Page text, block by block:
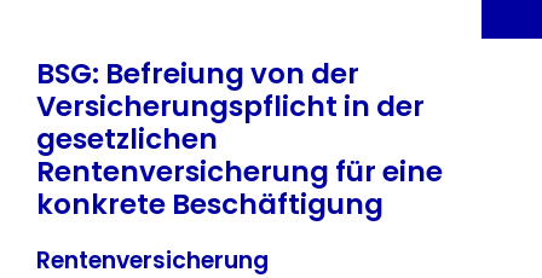
BSG: Befreiung von der
Versicherungspflicht in der
gesetzlichen
Rentenversicherung für eine
konkrete Beschäftigung
Rentenversicherung